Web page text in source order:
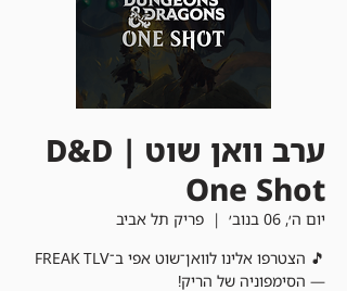
ערב וואן שוט | D&D
One Shot
יום ה׳, 06 בנוב׳
  |
פריק תל אביב
🎵 הצטרפו אלינו לוואן־שוט אפי ב־FREAK TLV